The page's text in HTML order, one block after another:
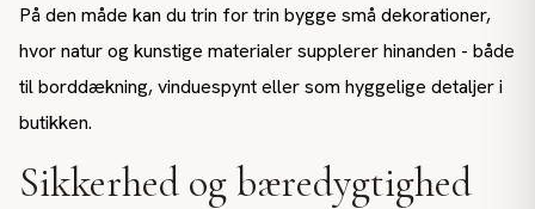
På den måde kan du trin for trin bygge små dekorationer,
hvor natur og kunstige materialer supplerer hinanden - både
til borddækning, vinduespynt eller som hyggelige detaljer i
butikken.
Sikkerhed og bæredygtighed